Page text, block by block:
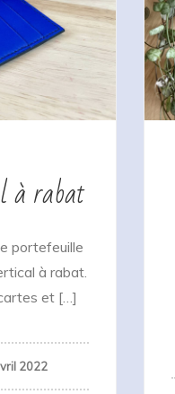
à rabat
portefeuille
à rabat.
et […]
2022